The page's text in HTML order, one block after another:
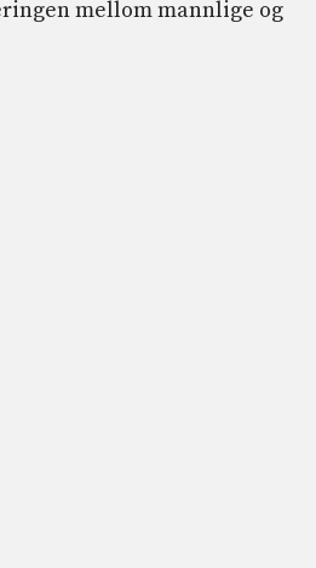
mellom mannlige og